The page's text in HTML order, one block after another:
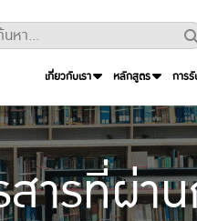
เกี่ยวกับเรา หลักสูตร การ
สารที่ผ่า